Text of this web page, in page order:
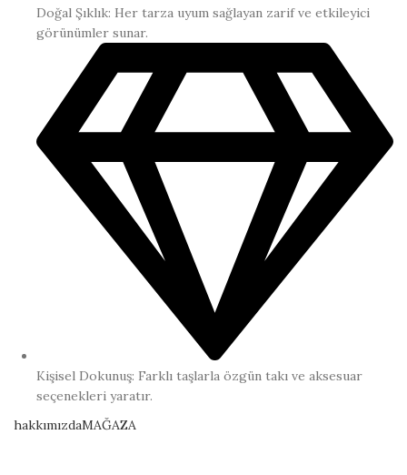
Doğal Şıklık: Her tarza uyum sağlayan zarif ve etkileyici
görünümler sunar.
Kişisel Dokunuş: Farklı taşlarla özgün takı ve aksesuar
seçenekleri yaratır.
hakkımızdaMAĞAZA